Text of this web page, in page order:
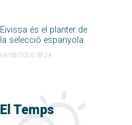
Eivissa és el planter de
la selecció espanyola
04/08/2026 08:24
El Temps